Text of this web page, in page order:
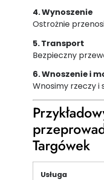
4. Wynoszenie
Ostrożnie
5. Transport
Bezpieczny
6. Wnoszenie i
Wnosimy rzeczy i
Targówek
Usługa